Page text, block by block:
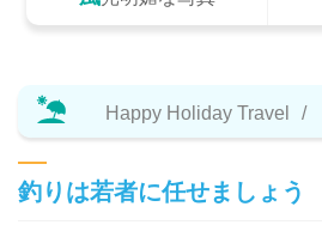
Happy Holiday Travel
釣りは若者に任せましょう